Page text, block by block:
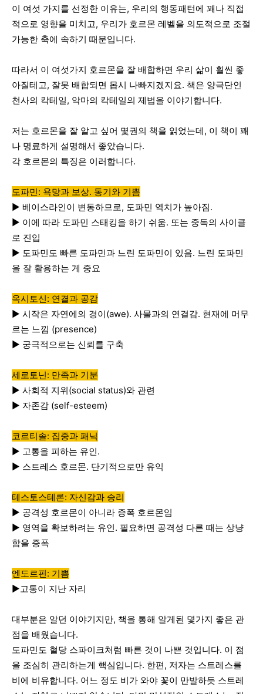
이 여섯 가지를 선정한 이유는, 우리의 행동패턴에 꽤나 직접
적으로 영향을 미치고, 우리가 호르몬 레벨을 의도적으로 조절
가능한 축에 속하기 때문입니다.
따라서 이 여섯가지 호르몬을 잘 배합하면 우리 삶이 훨씬 좋
아질테고, 잘못 배합되면 몹시 나빠지겠지요. 책은 양극단인
천사의 칵테일, 악마의 칵테일의 제법을 이야기합니다.
저는 호르몬을 잘 알고 싶어 몇권의 책을 읽었는데, 이 책이 꽤
나 명료하게 설명해서 좋았습니다.
각 호르몬의 특징은 이러합니다.
도파민: 욕망과 보상. 동기와 기쁨
▶️ 베이스라인이 변동하므로, 도파민 역치가 높아짐.
▶️ 이에 따라 도파민 스태킹을 하기 쉬움. 또는 중독의 사이클
로 진입
▶️ 도파민도 빠른 도파민과 느린 도파민이 있음. 느린 도파민
을 잘 활용하는 게 중요
옥시토신: 연결과 공감
▶️ 시작은 자연에의 경이(awe). 사물과의 연결감. 현재에 머무
르는 느낌 (presence)
▶️ 궁극적으로는 신뢰를 구축
세로토닌: 만족과 기분
▶️ 사회적 지위(social status)와 관련
▶️ 자존감 (self-esteem)
코르티솔: 집중과 패닉
▶️ 고통을 피하는 유인.
▶️ 스트레스 호르몬. 단기적으로만 유익
테스토스테론: 자신감과 승리
▶️ 공격성 호르몬이 아니라 증폭 호르몬임
▶️ 영역을 확보하려는 유인. 필요하면 공격성 다른 때는 상냥
함을 증폭
엔도르핀: 기쁨
▶️고통이 지난 자리
대부분은 알던 이야기지만, 책을 통해 알게된 몇가지 좋은 관
점을 배웠습니다.
도파민도 혈당 스파이크처럼 빠른 것이 나쁜 것입니다. 이 점
을 조심히 관리하는게 핵심입니다. 한편, 저자는 스트레스를
비에 비유합니다. 어느 정도 비가 와야 꽃이 만발하듯 스트레